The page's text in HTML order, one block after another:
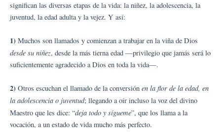
significan las diversas etapas de la vida: la niñez, la adolescencia, la
juventud, la edad adulta y la vejez. Y así:
1) Muchos son llamados y comienzan a trabajar en la viña de Dios
desde su niñez, desde la más tierna edad —privilegio que jamás será lo
suficientemente agradecido a Dios en toda la vida—.
2) Otros escuchan el llamado de la conversión en la flor de la edad, en
la adolescencia o juventud; llegando a oír incluso la voz del divino
Maestro que les dice: “deja todo y sígueme”, que los llama a la
vocación, a un estado de vida mucho más perfecto.